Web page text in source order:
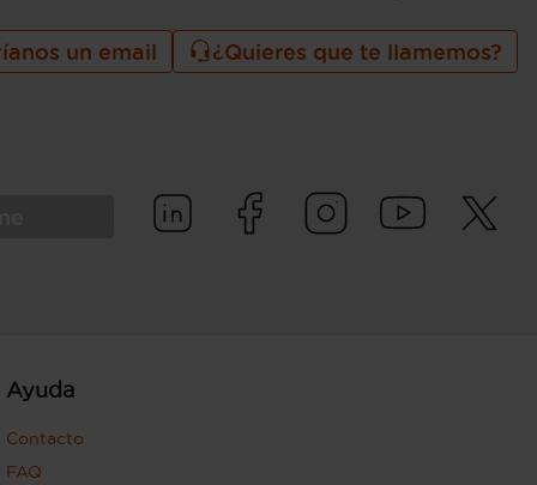
un email ¿Quieres que te llamemos?
Ayuda
Contacto
FAQ